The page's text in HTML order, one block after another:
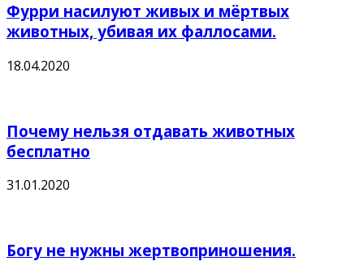
Фурри насилуют живых и мёртвых
животных, убивая их фаллосами.
18.04.2020
Почему нельзя отдавать животных
бесплатно
31.01.2020
Богу не нужны жертвоприношения.